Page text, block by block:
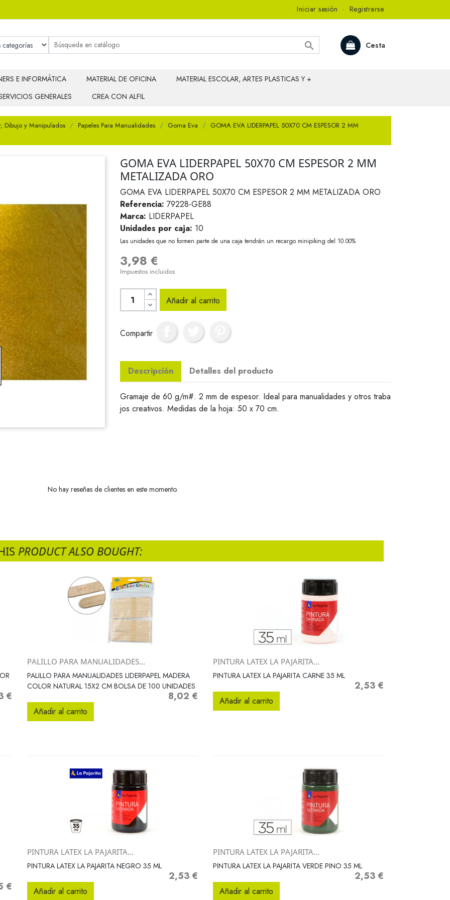
Iniciar sesión · Registrarse
Cesta

E INFORMÁTICA MATERIAL DE OFICINA
MATERIAL ESCOLAR, ARTES PLASTICAS Y +
GENERALES CREA CON ALFIL
Dibujo y Manipulados Papeles Para Manualidades Goma Eva
GOMA EVA LIDERPAPEL 50X70 CM ESPESOR 2 MM
GOMA EVA LIDERPAPEL 50X70 CM ESPESOR 2 MM
METALIZADA ORO
GOMA EVA LIDERPAPEL 50X70 CM ESPESOR 2 MM METALIZADA ORO
Referencia: 79228-GE88
Marca: LIDERPAPEL
Unidades por caja: 10
Las unidades que no formen parte de una caja tendrán un recargo minipiking del 10.00%
3,98 €
Impuestos incluidos
Añadir al carrito
Compartir
Descripción Detalles del producto
Gramaje de 60 g/m#. 2 mm de espesor. Ideal para manualidades y otros traba
jos creativos. Medidas de la hoja: 50 x 70 cm.
No hay reseñas de clientes en este momento.
PRODUCT ALSO BOUGHT:
€
 Vista rápida
PALILLO PARA MANUALIDADES...
PALILLO PARA MANUALIDADES LIDERPAPEL MADERA
COLOR NATURAL 15X2 CM BOLSA DE 100 UNIDADES
Precio
8,02 €
Añadir al carrito
 Vista rápida
PINTURA LATEX LA PAJARITA...
PINTURA LATEX LA PAJARITA CARNE 35 ML
Precio
2,53 €
Añadir al carrito
€
 Vista rápida
PINTURA LATEX LA PAJARITA...
PINTURA LATEX LA PAJARITA NEGRO 35 ML
Precio
2,53 €
Añadir al carrito
 Vista rápida
PINTURA LATEX LA PAJARITA...
PINTURA LATEX LA PAJARITA VERDE PINO 35 ML
Precio
2,53 €
Añadir al carrito